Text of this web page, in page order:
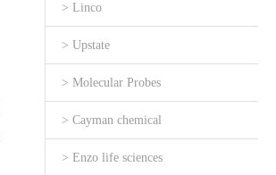
> Linco
> Upstate
> Molecular Probes
> Cayman chemical
> Enzo life sciences